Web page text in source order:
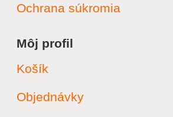
Ochrana súkromia
Môj profil
Košík
Objednávky